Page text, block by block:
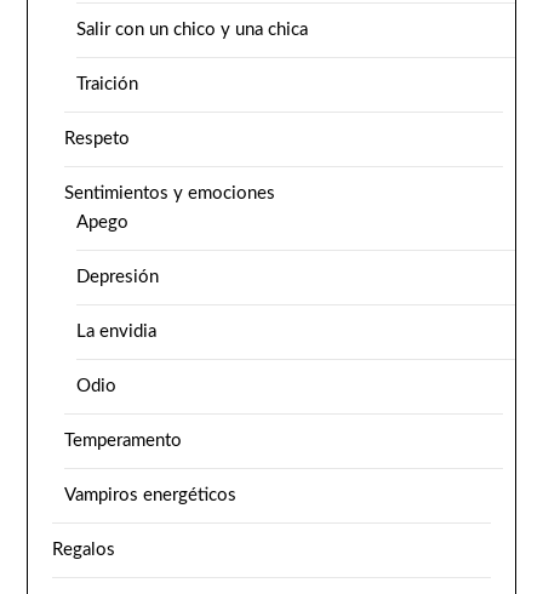
Salir con un chico y una chica
Traición
Respeto
Sentimientos y emociones
Apego
Depresión
La envidia
Odio
Temperamento
Vampiros energéticos
Regalos